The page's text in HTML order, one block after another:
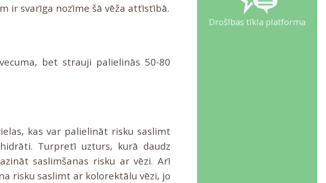
Drošības tīkla platforma
ir svarīga nozīme šā vēža attīstībā.
bet strauji palielinās 50-80
kas var palielināt risku saslimt
Turpretī uzturs, kurā daudz
saslimšanas risku ar vēzi. Arī
risku saslimt ar kolorektālu vēzi, jo